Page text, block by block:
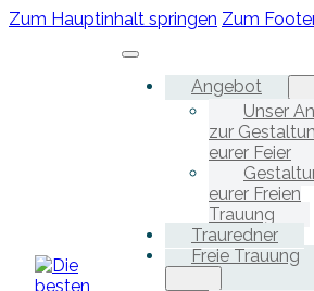
Zum Hauptinhalt springen Zum
Angebot
Unser
zur
eurer Feier
eurer Freien
Trauung
Trauredner
Freie Trauung